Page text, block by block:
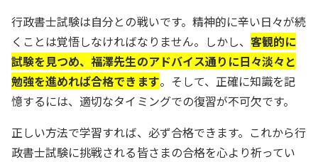
行政書士試験は自分との戦いです。精神的に辛い日々が続
くことは覚悟しなければなりません。しかし、客観的に
試験を見つめ、福澤先生のアドバイス通りに日々淡々と
勉強を進めれば合格できます。そして、正確に知識を記
憶するには、適切なタイミングでの復習が不可欠です。
正しい方法で学習すれば、必ず合格できます。これから行
政書士試験に挑戦される皆さまの合格を心より祈ってい